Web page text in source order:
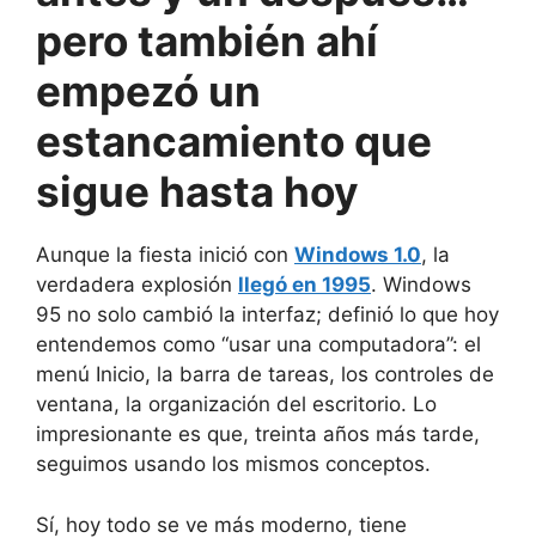
pero también ahí
empezó un
estancamiento que
sigue hasta hoy
Aunque la fiesta inició con Windows 1.0, la
verdadera explosión llegó en 1995. Windows
95 no solo cambió la interfaz; definió lo que hoy
entendemos como “usar una computadora”: el
menú Inicio, la barra de tareas, los controles de
ventana, la organización del escritorio. Lo
impresionante es que, treinta años más tarde,
seguimos usando los mismos conceptos.
Sí, hoy todo se ve más moderno, tiene